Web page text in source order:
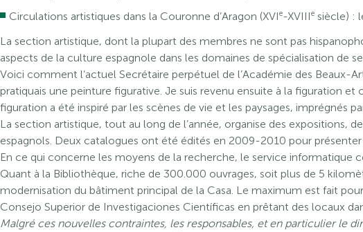
Circulations artistiques dans la Couronne d’Aragon (XVIe-XVIIIe siècle) :
La section artistique, dont la plupart des membres ne sont pas
aspects de la culture espagnole dans les domaines de spécialisation de
Voici comment l’actuel Secrétaire perpétuel de l’Académie des Beaux-
pratiquais une peinture figurative. Je suis revenu ensuite à la figuration
figuration a été inspiré par les scènes de vie et les paysages, imprégnés
La section artistique, tout au long de l’année, organise des expositions,
espagnols. Deux catalogues ont été édités en 2009-2010 pour
En ce qui concerne les moyens de la recherche, le service informatique
Quant à la Bibliothèque, riche de 300.000 ouvrages, soit plus de 5
modernisation du bâtiment principal de la Casa. Le maximum est fait
Consejo Superior de Investigaciones Científicas en prêtant des locaux
Malgré ces nouvelles contraintes, les responsables, et en particulier le